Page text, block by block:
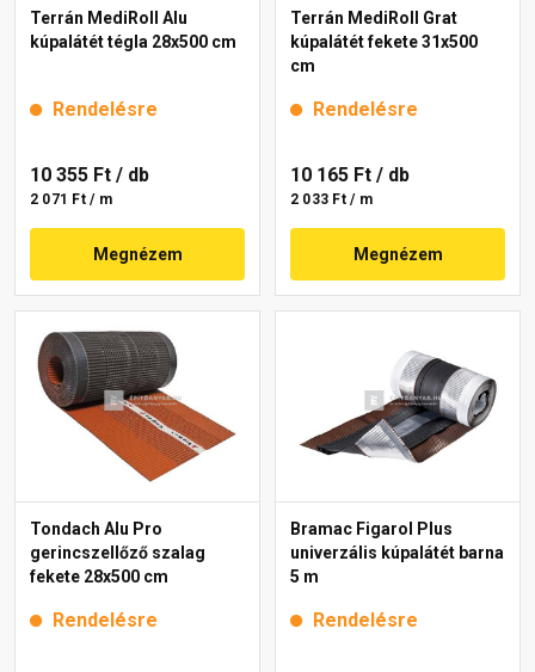
Terrán MediRoll Alu
kúpalátét tégla 28x500 cm
Rendelésre
10 355 Ft / db
2 071 Ft / m
Megnézem
Terrán MediRoll Grat
kúpalátét fekete 31x500
cm
Rendelésre
10 165 Ft / db
2 033 Ft / m
Megnézem
Tondach Alu Pro
gerincszellőző szalag
fekete 28x500 cm
Rendelésre
Bramac Figarol Plus
univerzális kúpalátét barna
5 m
Rendelésre